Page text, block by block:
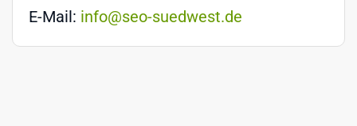
E-Mail: info@seo-suedwest.de